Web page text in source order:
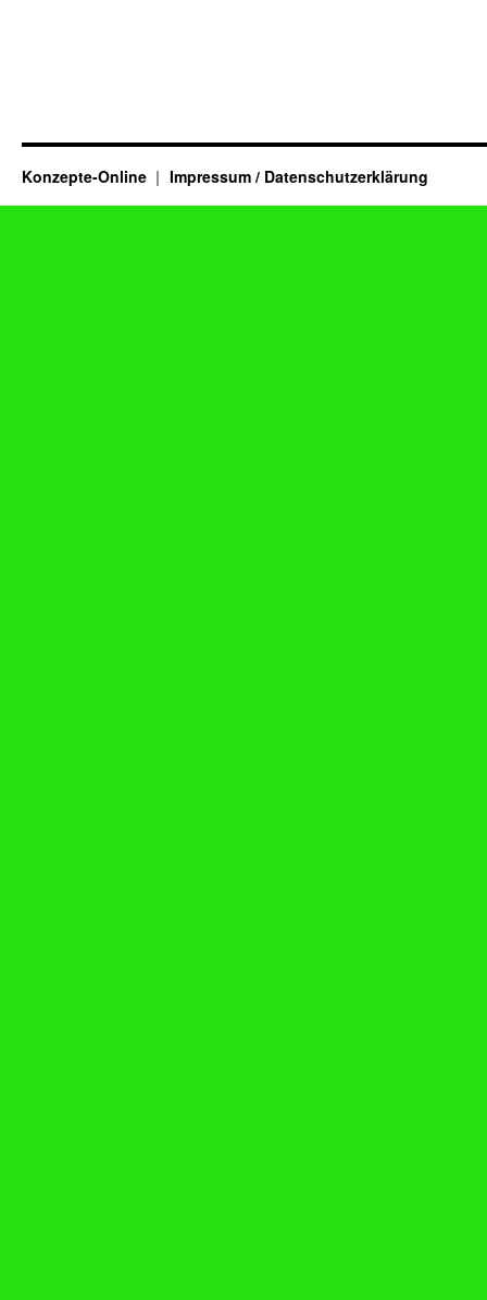
Konzepte-Online Impressum / Datenschutzerklärung